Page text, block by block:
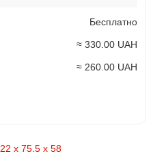
Бесплатно
≈ 330.00 UAH
≈ 260.00 UAH
22 x 75.5 x 58